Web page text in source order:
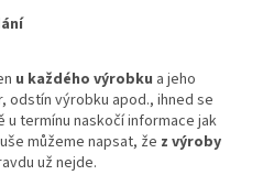
u každého výrobku a jeho
odstín výrobku apod., ihned se
u termínu naskočí informace jak
můžeme napsat, že z výroby
už nejde.